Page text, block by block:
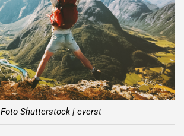
Foto Shutterstock | everst